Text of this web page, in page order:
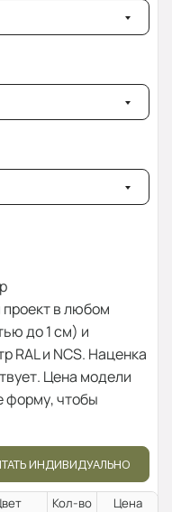
в любом
до 1 см) и
RAL и NCS. Наценка
Цена модели
форму, чтобы
ИНДИВИДУАЛЬНО
Кол-во Цена